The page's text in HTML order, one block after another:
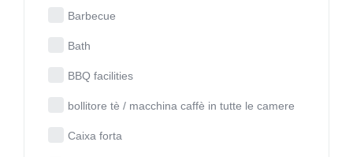
Barbecue
Bath
BBQ facilities
bollitore tè / macchina caffè in tutte le camere
Caixa forta